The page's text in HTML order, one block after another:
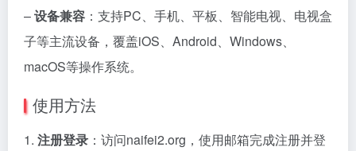
–设备兼容 ：支持PC、手机、平板、智能电视、电视盒
子等主流设备，覆盖iOS、Android、Windows、
macOS等操作系统。
使用方法
1. 注册登录 ：访问naifei2.org，使用邮箱完成注册并登